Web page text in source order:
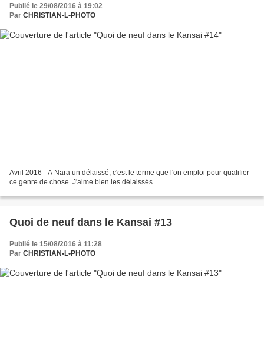
Publié le 29/08/2016 à 19:02
Par CHRISTIAN•L•PHOTO
Avril 2016 - A Nara un délaissé, c'est le terme que l'on emploi pour qualifier
ce genre de chose. J'aime bien les délaissés.
Quoi de neuf dans le Kansai #13
Publié le 15/08/2016 à 11:28
Par CHRISTIAN•L•PHOTO